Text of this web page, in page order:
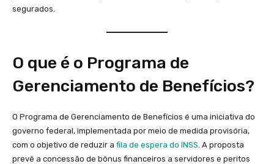
segurados.
O que é o Programa de
Gerenciamento de Benefícios?
O Programa de Gerenciamento de Benefícios é uma iniciativa do
governo federal, implementada por meio de medida provisória,
com o objetivo de reduzir a fila de espera do INSS. A proposta
prevê a concessão de bônus financeiros a servidores e peritos